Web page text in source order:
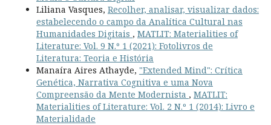
Liliana Vasques, Recolher, analisar, visualizar dados:
estabelecendo o campo da Analítica Cultural nas
Humanidades Digitais , MATLIT: Materialities of
Literature: Vol. 9 N.º 1 (2021): Fotolivros de
Literatura: Teoria e História
Manaíra Aires Athayde, "Extended Mind": Crítica
Genética, Narrativa Cognitiva e uma Nova
Compreensão da Mente Modernista , MATLIT:
Materialities of Literature: Vol. 2 N.º 1 (2014): Livro e
Materialidade